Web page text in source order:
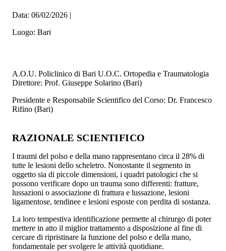
Data: 06/02/2026 |
Luogo: Bari
A.O.U. Policlinico di Bari U.O.C. Ortopedia e Traumatologia
Direttore: Prof. Giuseppe Solarino (Bari)
Presidente e Responsabile Scientifico del Corso: Dr. Francesco
Rifino (Bari)
RAZIONALE SCIENTIFICO
I traumi del polso e della mano rappresentano circa il 28% di
tutte le lesioni dello scheletro. Nonostante il segmento in
oggetto sia di piccole dimensioni, i quadri patologici che si
possono verificare dopo un trauma sono differenti: fratture,
lussazioni o associazione di frattura e lussazione, lesioni
ligamentose, tendinee e lesioni esposte con perdita di sostanza.
La loro tempestiva identificazione permette al chirurgo di poter
mettere in atto il miglior trattamento a disposizione al fine di
cercare di ripristinare la funzione del polso e della mano,
fondamentale per svolgere le attività quotidiane.